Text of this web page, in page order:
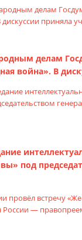
делам
война». В
под